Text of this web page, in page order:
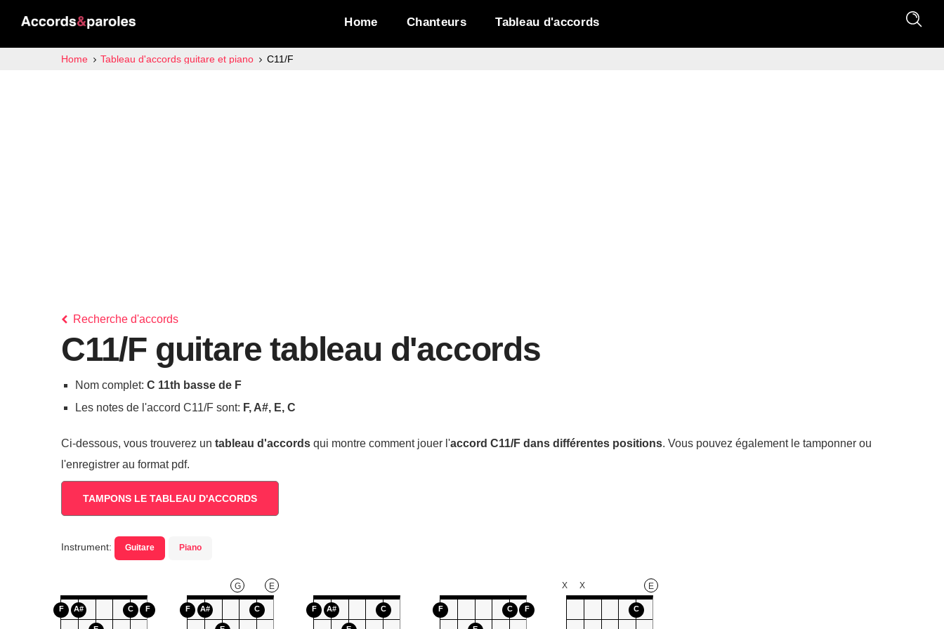
Home Chanteurs Tableau d'accords
Home Tableau d'accords guitare et piano C11/F
Recherche d'accords
C11/F guitare tableau d'accords
Nom complet: C 11th basse de F
Les notes de l'accord C11/F sont: F, A#, E, C
Ci-dessous, vous trouverez un tableau d'accords qui montre comment jouer l'accord C11/F dans différentes positions. Vous pouvez également le tamponner ou
l'enregistrer au format pdf.
TAMPONS LE TABLEAU D'ACCORDS
Instrument: Guitare Piano
F A# C F F A#
G
C
E
F A# C F C F C
E
X X